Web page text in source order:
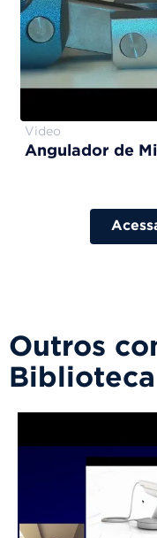
Video
Angulador de
Outros
Biblioteca